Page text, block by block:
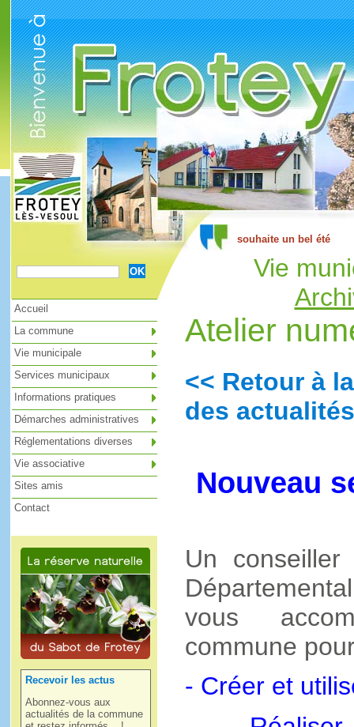
Recevoir les actus
Abonnez-vous aux
actualités de la commune
Vie
Atelier
<< Retour à
des
Nouveau
Un
vous
commune
- Créer et
Accueil
La commune
Vie municipale
Services municipaux
Informations pratiques
Démarches administratives
Réglementations diverses
Vie associative
Sites amis
Contact
Cookies management panel